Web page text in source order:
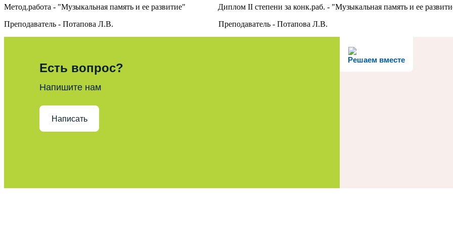
Метод.работа - "Музыкальная память и ее развитие" Диплом II степени за конк.раб. - "Музыкальная память и ее
Преподаватель - Потапова Л.В. Преподаватель - Потапова Л.В.
Решаем вместе
Есть вопрос?
Напишите нам
Написать